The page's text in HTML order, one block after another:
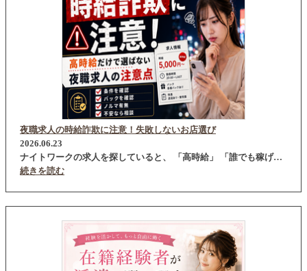
夜職求人の時給詐欺に注意！失敗しないお店選び
2026.06.23
ナイトワークの求人を探していると、 「高時給」 「誰でも稼げ…
続きを読む